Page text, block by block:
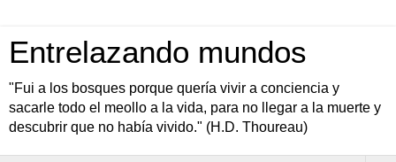
Entrelazando mundos
"Fui a los bosques porque quería vivir a conciencia y
sacarle todo el meollo a la vida, para no llegar a la muerte y
descubrir que no había vivido." (H.D. Thoureau)